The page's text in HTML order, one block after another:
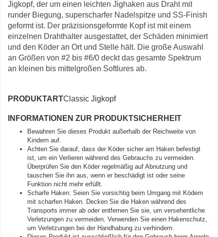
Jigkopf, der um einen leichten Jighaken aus Draht mit
runder Biegung, superscharfer Nadelspitze und SS-Finish
geformt ist. Der präzisionsgeformte Kopf ist mit einem
einzelnen Drahthalter ausgestattet, der Schäden minimiert
und den Köder an Ort und Stelle hält. Die große Auswahl
an Größen von #2 bis #6/0 deckt das gesamte Spektrum
an kleinen bis mittelgroßen Softlures ab.
PRODUKTARTClassic Jigkopf
INFORMATIONEN ZUR PRODUKTSICHERHEIT
Bewahren Sie dieses Produkt außerhalb der Reichweite von
Kindern auf.
Achten Sie darauf, dass der Köder sicher am Haken befestigt
ist, um ein Verlieren während des Gebrauchs zu vermeiden.
Überprüfen Sie den Köder regelmäßig auf Abnutzung und
tauschen Sie ihn aus, wenn er beschädigt ist oder seine
Funktion nicht mehr erfüllt.
Scharfe Haken: Seien Sie vorsichtig beim Umgang mit Ködern
mit scharfen Haken. Decken Sie die Haken während des
Transports immer ab oder entfernen Sie sie, um versehentliche
Verletzungen zu vermeiden. Verwenden Sie einen Hakenschutz,
um Verletzungen bei der Handhabung zu verhindern.